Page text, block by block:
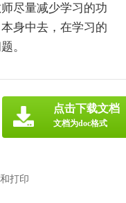
尽量减少学习的功
身中去，在学习的
。
打印
点击下载文档
文档为doc格式